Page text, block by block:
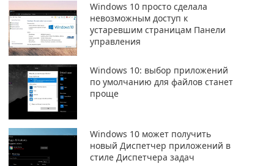
Windows 10 просто сделала
невозможным доступ к
устаревшим страницам Панели
управления
Windows 10: выбор приложений
по умолчанию для файлов станет
проще
Windows 10 может получить
новый Диспетчер приложений в
стиле Диспетчера задач